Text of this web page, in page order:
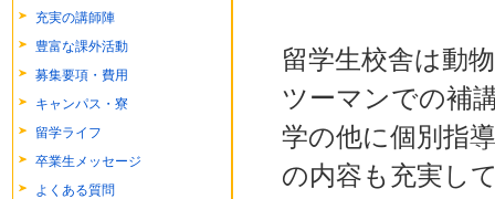
充実の講師陣
豊富な課外活動
募集要項・費用
キャンパス・寮
留学ライフ
卒業生メッセージ
よくある質問
留学生校舎は動
ツーマンでの補
学の他に個別指
の内容も充実し